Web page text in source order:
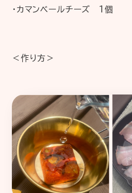
・カマンベールチーズ 1個
＜作り方＞